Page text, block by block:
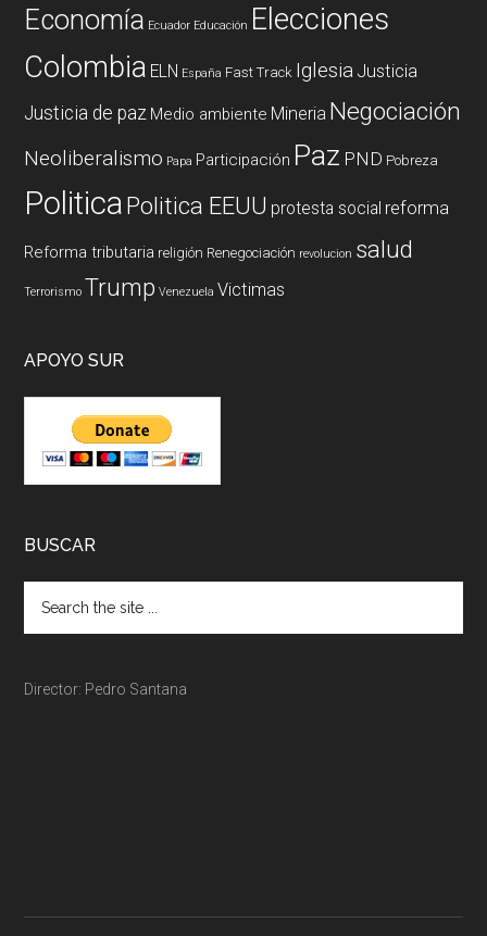
Economía Ecuador Educación Elecciones
Colombia ELN España Fast Track Iglesia Justicia
Justicia de paz Medio ambiente Mineria Negociación
Neoliberalismo Papa Participación Paz PND Pobreza
PoliticaPolitica EEUU protesta social reforma
Reforma tributaria religión Renegociación revolucion salud
Terrorismo Trump Venezuela Victimas
APOYO SUR
BUSCAR
Director: Pedro Santana